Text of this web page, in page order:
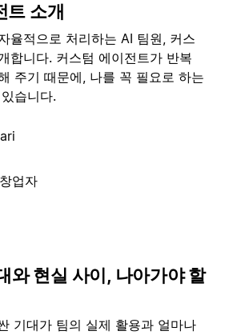
트 소개
율적으로 처리하는 AI 팀원, 커스
합니다. 커스텀 에이전트가 반복
주기 때문에, 나를 꼭 필요로 하는
습니다.
업자
와 현실 사이, 나아가야 할
기대가 팀의 실제 활용과 얼마나